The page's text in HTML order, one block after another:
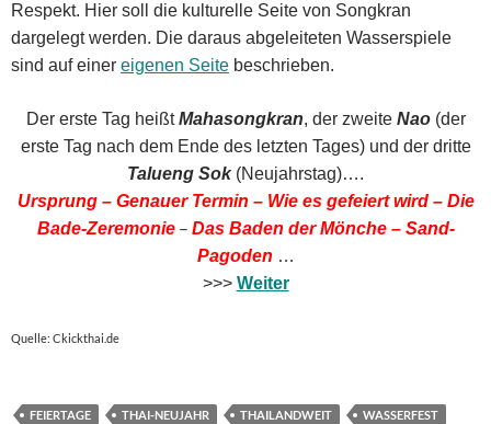
Respekt. Hier soll die kulturelle Seite von Songkran
dargelegt werden. Die daraus abgeleiteten Wasserspiele
sind auf einer eigenen Seite beschrieben.
Der erste Tag heißtMahasongkran, der zweite Nao (der
erste Tag nach dem Ende des letzten Tages) und der dritte
Talueng Sok (Neujahrstag)….
Ursprung – Genauer Termin – Wie es gefeiert wird – Die
Bade-Zeremonie– Das Baden der Mönche – Sand-
Pagoden …
>>> Weiter
Quelle: Ckickthai.de
FEIERTAGE THAI-NEUJAHR THAILANDWEIT WASSERFEST